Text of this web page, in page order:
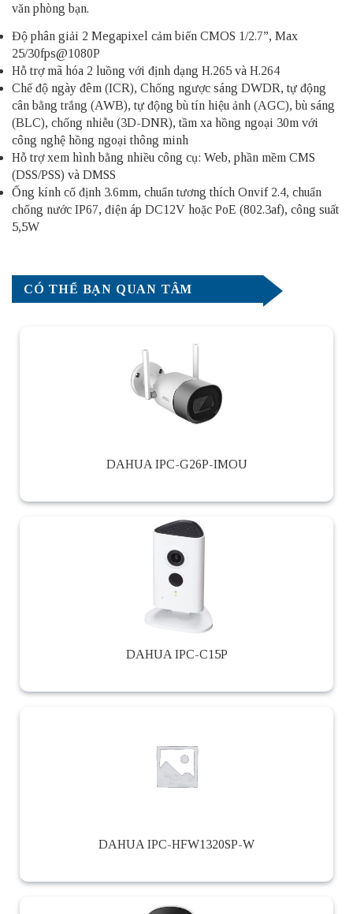
văn phòng bạn.
Độ phân giải 2 Megapixel cảm biến CMOS 1/2.7”, Max
25/30fps@1080P
Hỗ trợ mã hóa 2 luồng với định dạng H.265 và H.264
Chế độ ngày đêm (ICR), Chống ngược sáng DWDR, tự động
cân bằng trắng (AWB), tự động bù tín hiệu ảnh (AGC), bù sáng
(BLC), chống nhiễu (3D-DNR), tầm xa hồng ngoại 30m với
công nghệ hồng ngoại thông minh
Hỗ trợ xem hình bằng nhiều công cụ: Web, phần mềm CMS
(DSS/PSS) và DMSS
Ống kính cố định 3.6mm, chuẩn tương thích Onvif 2.4, chuẩn
chống nước IP67, điện áp DC12V hoặc PoE (802.3af), công suất
5,5W
CÓ THỂ BẠN QUAN TÂM
DAHUA IPC-G26P-IMOU
DAHUA IPC-C15P
DAHUA IPC-HFW1320SP-W